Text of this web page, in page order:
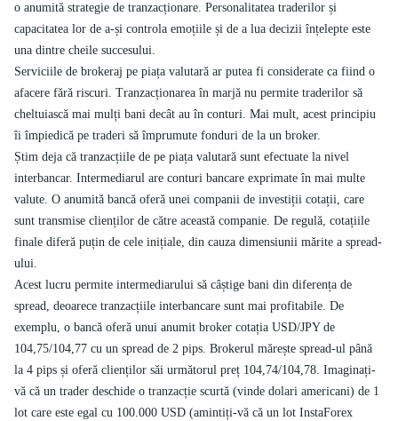
o anumită strategie de tranzacționare. Personalitatea traderilor și
capacitatea lor de a-și controla emoțiile și de a lua decizii înțelepte este
una dintre cheile succesului.
Serviciile de brokeraj pe piața valutară ar putea fi considerate ca fiind o
afacere fără riscuri. Tranzacționarea în marjă nu permite traderilor să
cheltuiască mai mulți bani decât au în conturi. Mai mult, acest principiu
îi împiedică pe traderi să împrumute fonduri de la un broker.
Știm deja că tranzacțiile de pe piața valutară sunt efectuate la nivel
interbancar. Intermediarul are conturi bancare exprimate în mai multe
valute. O anumită bancă oferă unei companii de investiții cotații, care
sunt transmise clienților de către această companie. De regulă, cotațiile
finale diferă puțin de cele inițiale, din cauza dimensiunii mărite a spread-
ului.
Acest lucru permite intermediarului să câștige bani din diferența de
spread, deoarece tranzacțiile interbancare sunt mai profitabile. De
exemplu, o bancă oferă unui anumit broker cotația USD/JPY de
104,75/104,77 cu un spread de 2 pips. Brokerul mărește spread-ul până
la 4 pips și oferă clienților săi următorul preț 104,74/104,78. Imaginați-
vă că un trader deschide o tranzacție scurtă (vinde dolari americani) de 1
lot care este egal cu 100.000 USD (amintiți-vă că un lot InstaForex